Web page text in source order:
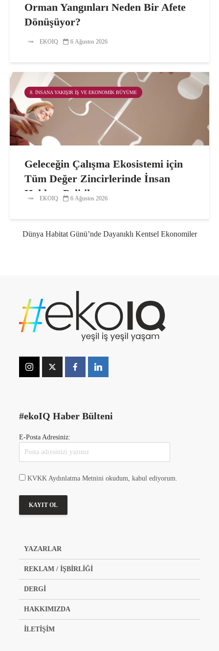
Orman Yangınları Neden Bir Afete
Dönüşüyor?
EKOIQ 6 Ağustos 2026
8. İNSANA YAKIŞIR İŞ VE EKONOMIK BÜYÜME
Geleceğin Çalışma Ekosistemi için
Tüm Değer Zincirlerinde İnsan
Hakları Politikası
EKOIQ 6 Ağustos 2026
Dünya Habitat Günü’nde Dayanıklı Kentsel Ekonomiler
#ekoIQ Haber Bülteni
E-Posta Adresiniz:
KVKK Aydınlatma Metnini okudum, kabul ediyorum.
YAZARLAR
REKLAM / İŞBİRLİĞİ
DERGİ
HAKKIMIZDA
İLETİŞİM